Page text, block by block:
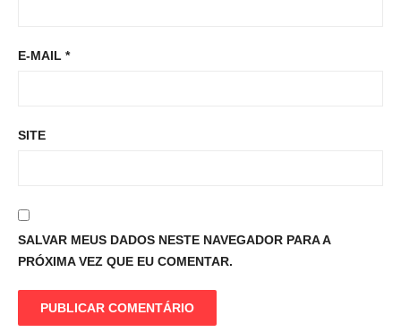
E-MAIL *
SITE
SALVAR MEUS DADOS NESTE NAVEGADOR PARA A
PRÓXIMA VEZ QUE EU COMENTAR.